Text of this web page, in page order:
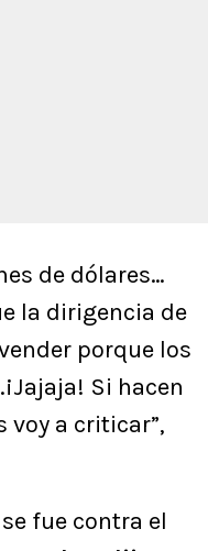
de dólares…
la dirigencia de
porque los
Si hacen
voy a criticar”,
fue contra el